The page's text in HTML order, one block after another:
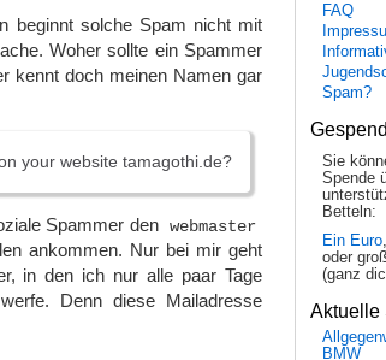
beginnt solche Spam nicht mit
Woher sollte ein Spammer
kennt doch meinen Namen gar
your website tamagothi.de?
Spammer den webmaster
ankommen. Nur bei mir geht
in den ich nur alle paar Tage
Denn diese Mailadresse
FAQ
Spam?
Sie
Spende
Betteln:
Ein Euro,
oder
(ganz
Aktuelle
BMW